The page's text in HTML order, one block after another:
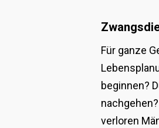
Für ganze
beginnen?
verloren